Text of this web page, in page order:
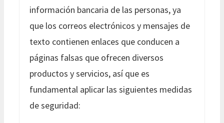
información bancaria de las personas, ya
que los correos electrónicos y mensajes de
texto contienen enlaces que conducen a
páginas falsas que ofrecen diversos
productos y servicios, así que es
fundamental aplicar las siguientes medidas
de seguridad: